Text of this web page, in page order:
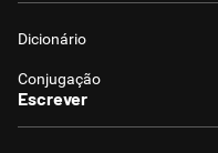
Dicionário
Conjugação
Escrever